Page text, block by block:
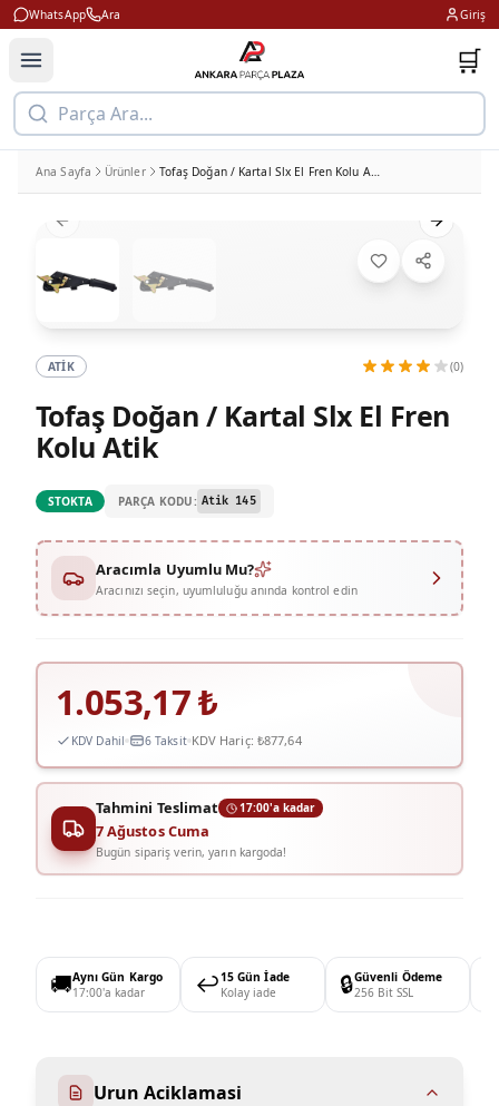
WhatsApp Ara Giriş
🛒
Parça Ara...
Ana Sayfa Ürünler Tofaş Doğan / Kartal Slx El Fren Kolu Atik
Previous slide Next
ATIK (0)
Tofaş Doğan / Kartal Slx El Fren
Kolu Atik
STOKTA PARÇA KODU: Atik 145
Aracımla Uyumlu Mu?
Aracınızı seçin, uyumluluğu anında kontrol edin
1.053,17₺
KDV Dahil 6 Taksit KDV Hariç: ₺877,64
Tahmini Teslimat 17:00'a kadar
7 Ağustos Cuma
Bugün sipariş verin, yarın kargoda!
🚚Aynı Gün Kargo
17:00'a kadar
↩️15 Gün İade
Kolay iade
🔒Güvenli Ödeme
256 Bit SSL
Urun Aciklamasi